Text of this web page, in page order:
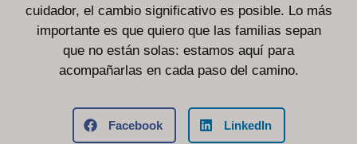
cuidador, el cambio significativo es posible. Lo más
importante es que quiero que las familias sepan
que no están solas: estamos aquí para
acompañarlas en cada paso del camino.
Facebook LinkedIn